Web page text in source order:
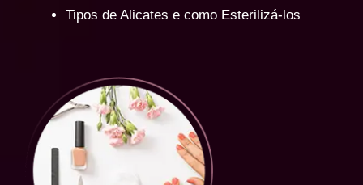
Tipos de Alicates e como Esterilizá-los